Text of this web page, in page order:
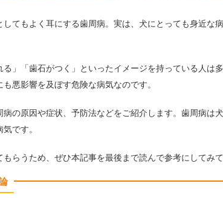
してもよく耳にする歯周病。実は、犬にとっても身近な
る」「歯石がつく」といったイメージを持っている人は
悪影響を及ぼす危険な病気なのです。
病の原因や症状、予防法などをご紹介します。歯周病は
です。
らうため、ぜひ本記事を最後まで読んで参考にしてみて